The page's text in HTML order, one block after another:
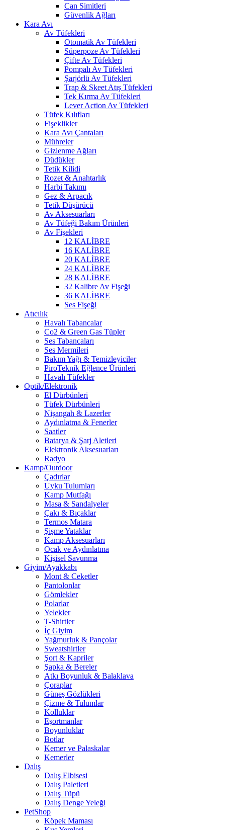
Can Simitleri
Güvenlik Ağları
Kara Avı
Av Tüfekleri
Otomatik Av Tüfekleri
Süperpoze Av Tüfekleri
Çifte Av Tüfekleri
Pompalı Av Tüfekleri
Şarjörlü Av Tüfekleri
Trap & Skeet Atış Tüfekleri
Tek Kırma Av Tüfekleri
Lever Action Av Tüfekleri
Tüfek Kılıfları
Fişeklikler
Kara Avı Çantaları
Mühreler
Gizlenme Ağları
Düdükler
Tetik Kilidi
Rozet & Anahtarlık
Harbi Takımı
Gez & Arpacık
Tetik Düşürücü
Av Aksesuarları
Av Tüfeği Bakım Ürünleri
Av Fişekleri
12 KALİBRE
16 KALİBRE
20 KALİBRE
24 KALİBRE
28 KALİBRE
32 Kalibre Av Fişeği
36 KALİBRE
Ses Fişeği
Atıcılık
Havalı Tabancalar
Co2 & Green Gas Tüpler
Ses Tabancaları
Ses Mermileri
Bakım Yağı & Temizleyiciler
PiroTeknik Eğlence Ürünleri
Havalı Tüfekler
Optik/Elektronik
El Dürbünleri
Tüfek Dürbünleri
Nişangah & Lazerler
Aydınlatma & Fenerler
Saatler
Batarya & Şarj Aletleri
Elektronik Aksesuarları
Radyo
Kamp/Outdoor
Çadırlar
Uyku Tulumları
Kamp Mutfağı
Masa & Sandalyeler
Çakı & Bıçaklar
Termos Matara
Şişme Yataklar
Kamp Aksesuarları
Ocak ve Aydınlatma
Kişisel Savunma
Giyim/Ayakkabı
Mont & Ceketler
Pantolonlar
Gömlekler
Polarlar
Yelekler
T-Shirtler
İç Giyim
Yağmurluk & Pançolar
Sweatshirtler
Şort & Kapriler
Şapka & Bereler
Atkı Boyunluk & Balaklava
Çoraplar
Güneş Gözlükleri
Çizme & Tulumlar
Kolluklar
Eşortmanlar
Boyunluklar
Botlar
Kemer ve Palaskalar
Kemerler
Dalış
Dalış Elbisesi
Dalış Paletleri
Dalış Tüpü
Dalış Denge Yeleği
PetShop
Köpek Maması